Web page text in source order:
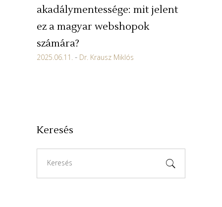
akadálymentessége: mit jelent
ez a magyar webshopok
számára?
2025.06.11. Dr. Krausz Miklós
Keresés
for: